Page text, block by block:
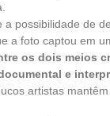
a possibilidade de
a foto captou em
os dois meios
e
artistas